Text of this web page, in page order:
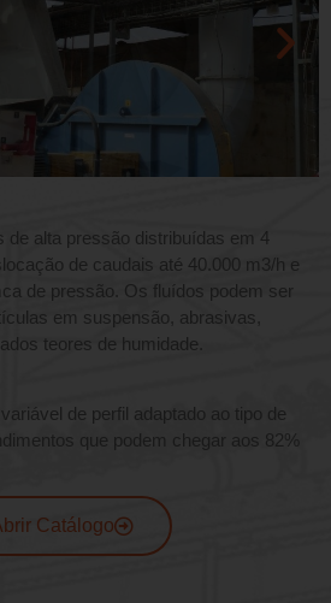
de alta pressão distribuídas em 4
de caudais até 40.000 m3/h e
de pressão. Os fluídos podem ser
em suspensão, abrasivas,
teores de humidade.
de perfil adaptado ao tipo de
que podem chegar aos 82%
Catálogo